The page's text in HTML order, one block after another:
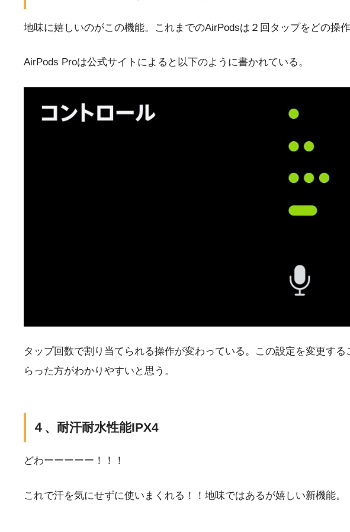
地味に嬉しいのがこの機能。これまでのAirPodsは２回タップをどの操
AirPods Proは公式サイトによると以下のように書かれている。
タップ回数で割り当てられる操作が変わっている。この設定を変更す
らった方がわかりやすいと思う。
４、耐汗耐水性能IPX4
どわーーーーー！！！
これで汗を気にせずに使いまくれる！！地味ではあるが嬉しい新機能。